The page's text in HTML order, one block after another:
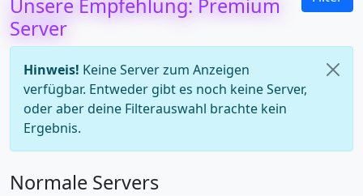
Unsere Empfehlung: Premium
Server
Hinweis! Keine Server zum Anzeigen
verfügbar. Entweder gibt es noch keine Server,
oder aber deine Filterauswahl brachte kein
Ergebnis.
Normale Servers